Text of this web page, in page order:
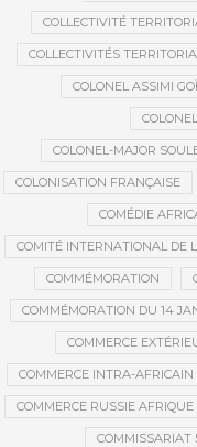
COLLECTIVITÉ
COLLECTIVITÉS
COLONEL ASSIMI
COLONEL-MAJOR
COLONISATION FRANÇAISE
COMÉDIE
COMITÉ INTERNATIONAL DE
COMMÉMORATION
COMMÉMORATION DU 14
COMMERCE
COMMERCE INTRA-AFRICAIN
COMMERCE RUSSIE AFRIQUE
COMMISSARIAT